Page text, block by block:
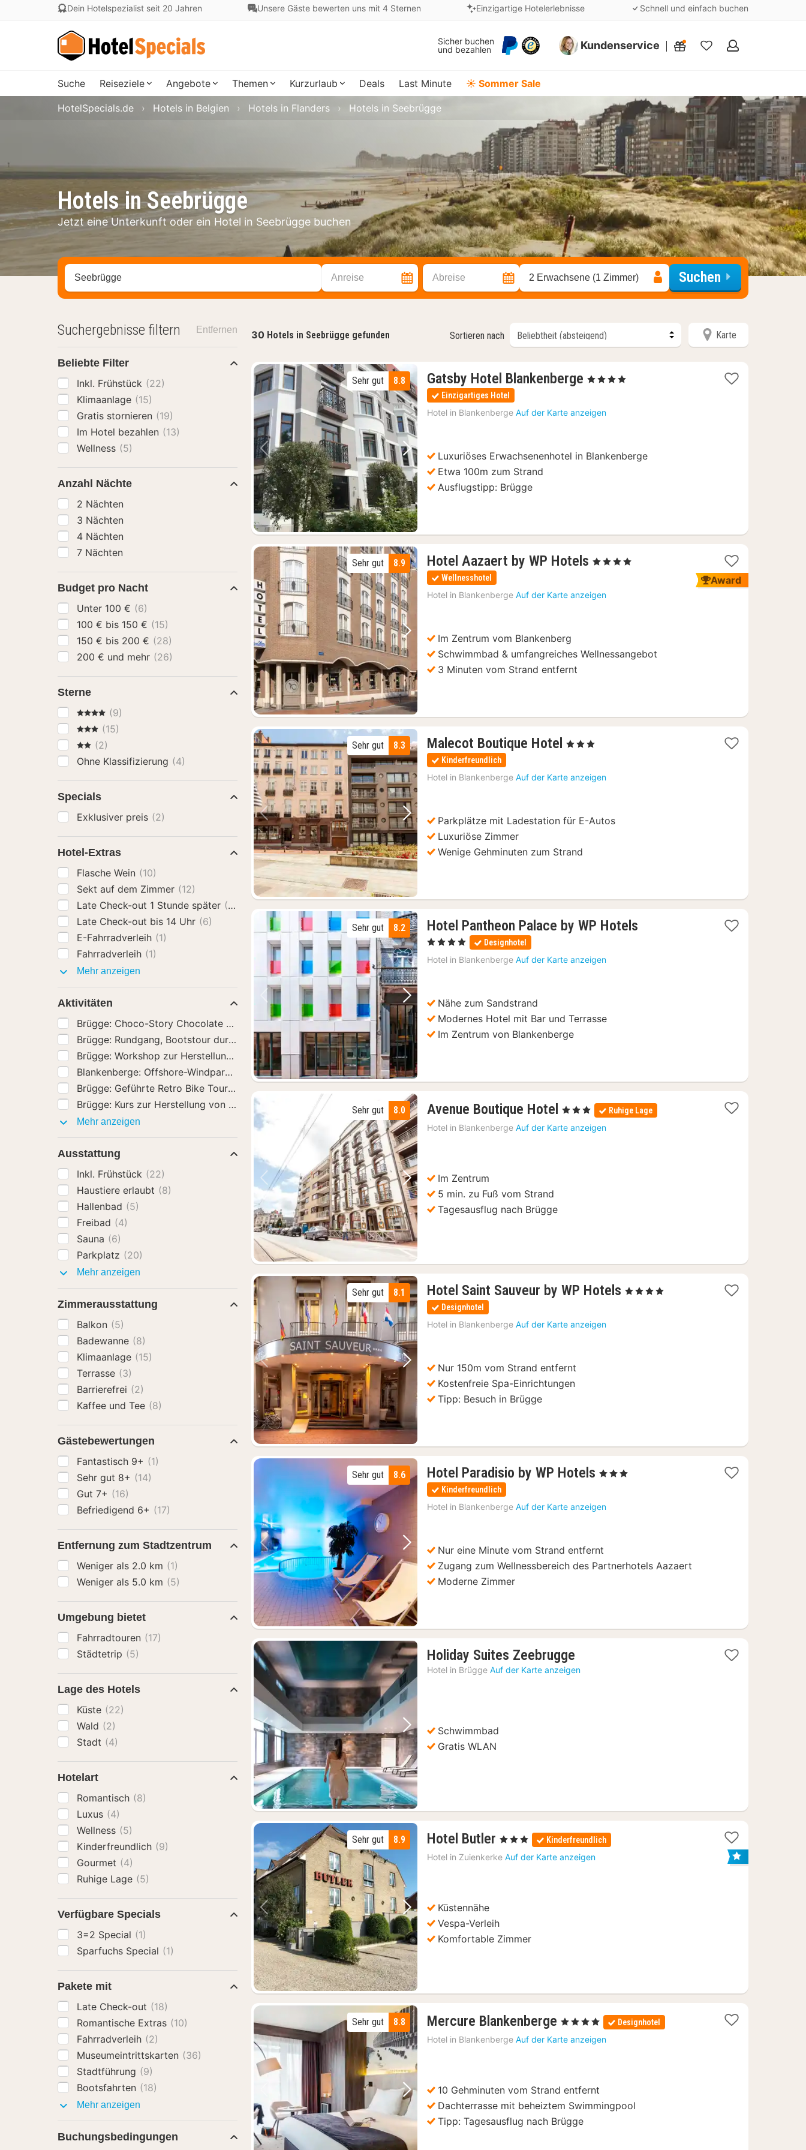
Dein Hotelspezialist seit 20 Jahren Unsere Gäste bewerten uns mit 4 Sternen Einzigartige Hotelerlebnisse Schnell und einfach buchen
Sicher buchen
und bezahlen
Kundenservice
Meine
Suche Reiseziele Angebote Themen Kurzurlaub Deals Last Minute ☀️ Sommer Sale
Hotels in Seebrügge
Jetzt eine Unterkunft oder ein Hotel in Seebrügge buchen
HotelSpecials.de Hotels in Belgien Hotels in Flanders Hotels in Seebrügge
Stadt, Region oder Hotel suchen Anreise Abreise 2 Erwachsene (1 Zimmer) Suchen
30 Hotels in Seebrügge gefunden Sortieren nach Karte
Vorheriges Bild Nächstes Bild
8.8
Sehr gut Gatsby Hotel Blankenberge 1
ab
167
, 4 Sterne
Einzigartiges Hotel
Hotel in Blankenberge Auf der Karte anzeigen
Luxuriöses Erwachsenenhotel in Blankenberge
Etwa 100m zum Strand
Ausflugstipp: Brügge
Award
Vorheriges Bild Nächstes Bild
8.9
Sehr gut Hotel Aazaert by WP Hotels 1
ab
185,50
, 4 Sterne
Wellnesshotel
Hotel in Blankenberge Auf der Karte anzeigen
Im Zentrum vom Blankenberg
Schwimmbad & umfangreiches Wellnessangebot
3 Minuten vom Strand entfernt
Vorheriges Bild Nächstes Bild
8.3
Sehr gut Malecot Boutique Hotel 1
ab
99
, 3 Sterne
Kinderfreundlich
Hotel in Blankenberge Auf der Karte anzeigen
Parkplätze mit Ladestation für E-Autos
Luxuriöse Zimmer
Wenige Gehminuten zum Strand
Vorheriges Bild Nächstes Bild
8.2
Sehr gut Hotel Pantheon Palace by WP Hotels
, 4 Sterne Designhotel
Hotel in Blankenberge Auf der Karte anzeigen
Nähe zum Sandstrand
Modernes Hotel mit Bar und Terrasse
Im Zentrum von Blankenberge
Vorheriges Bild Nächstes Bild
8.0
Sehr gut Avenue Boutique Hotel 1
Nacht
ab
, 3 Sterne Ruhige Lage
Hotel in Blankenberge Auf der Karte anzeigen
Im Zentrum
5 min. zu Fuß vom Strand
Tagesausflug nach Brügge
Vorheriges Bild Nächstes Bild
8.1
Sehr gut Hotel Saint Sauveur by WP Hotels 1
, 4 Sterne
Designhotel
Hotel in Blankenberge Auf der Karte anzeigen
Nur 150m vom Strand entfernt
Kostenfreie Spa-Einrichtungen
Tipp: Besuch in Brügge
Vorheriges Bild Nächstes Bild
8.6
Sehr gut Hotel Paradisio by WP Hotels 1
ab
97
, 3 Sterne
Kinderfreundlich
Hotel in Blankenberge Auf der Karte anzeigen
Nur eine Minute vom Strand entfernt
Zugang zum Wellnessbereich des Partnerhotels Aazaert
Moderne Zimmer
Vorheriges Bild Nächstes Bild
Holiday Suites Zeebrugge
Nacht
Hotel in Brügge Auf der Karte anzeigen
Schwimmbad
Gratis WLAN
Vorheriges Bild Nächstes Bild
8.9
Sehr gut Hotel Butler 3
Nächte
ab
, 3 Sterne Kinderfreundlich
Hotel in Zuienkerke Auf der Karte anzeigen
Küstennähe
Vespa-Verleih
Komfortable Zimmer
Vorheriges Bild Nächstes Bild
8.8
Sehr gut Mercure Blankenberge 1
Nacht
ab
, 4 Sterne Designhotel
Hotel in Blankenberge Auf der Karte anzeigen
10 Gehminuten vom Strand entfernt
Dachterrasse mit beheiztem Swimmingpool
Tipp: Tagesausflug nach Brügge
Suchergebnisse filtern Entfernen
Beliebte Filter
Inkl. Frühstück (22)
Klimaanlage (15)
Gratis stornieren (19)
Im Hotel bezahlen (13)
Wellness (5)
Anzahl Nächte
2 Nächten
3 Nächten
4 Nächten
7 Nächten
Budget pro Nacht
Unter 100 € (6)
100 € bis 150 € (15)
150 € bis 200 € (28)
200 € und mehr (26)
Sterne
4 Sterne(9)
3 Sterne
(15)
2 Sterne
(2)
Ohne Klassifizierung (4)
Specials
Exklusiver preis (2)
Hotel-Extras
Flasche Wein (10)
Sekt auf dem Zimmer (12)
Late Check-out 1 Stunde später (6)
Late Check-out bis 14 Uhr (6)
E-Fahrradverleih (1)
Fahrradverleih (1)
Mehr anzeigen
Aktivitäten
Brügge: Choco-Story Chocolate Museum Guided Tour w/Tastings(9)
Brügge: Rundgang, Bootstour durch die Grachten mit Bierverkostung(9)
Brügge: Workshop zur Herstellung belgischer Waffeln mit Bierverkostung
Blankenberge: Offshore-Windpark Tour mit dem Boot(18)
Brügge: Geführte Retro Bike Tour zu den Highlights und versteckten Juwelen
Brügge: Kurs zur Herstellung von Schokoladentrüffeln (9)
Mehr anzeigen
Ausstattung
Inkl. Frühstück (22)
Haustiere erlaubt (8)
Hallenbad (5)
Freibad (4)
Sauna (6)
Parkplatz (20)
Mehr anzeigen
Zimmerausstattung
Balkon (5)
Badewanne (8)
Klimaanlage (15)
Terrasse (3)
Barrierefrei (2)
Kaffee und Tee (8)
Gästebewertungen
Fantastisch 9+ (1)
Sehr gut 8+ (14)
Gut 7+ (16)
Befriedigend 6+ (17)
Entfernung zum Stadtzentrum
Weniger als 2.0 km (1)
Weniger als 5.0 km (5)
Umgebung bietet
Fahrradtouren (17)
Städtetrip (5)
Lage des Hotels
Küste (22)
Wald (2)
Stadt (4)
Hotelart
Romantisch (8)
Luxus (4)
Wellness (5)
Kinderfreundlich (9)
Gourmet (4)
Ruhige Lage (5)
Verfügbare Specials
3=2 Special (1)
Sparfuchs Special (1)
Pakete mit
Late Check-out (18)
Romantische Extras (10)
Fahrradverleih (2)
Museumeintrittskarten (36)
Stadtführung (9)
Bootsfahrten (18)
Mehr anzeigen
Buchungsbedingungen